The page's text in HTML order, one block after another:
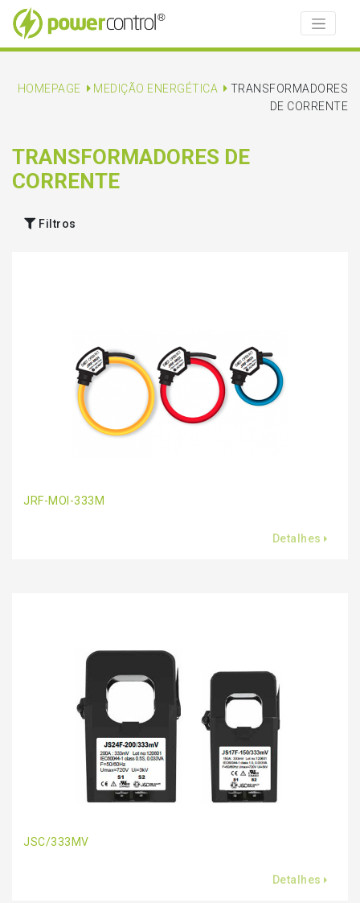
HOMEPAGE MEDIÇÃO ENERGÉTICA
TRANSFORMADORES
DE CORRENTE
TRANSFORMADORES DE
CORRENTE
Filtros
JRF-MOI-333M
Detalhes
JSC/333MV
Detalhes